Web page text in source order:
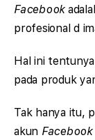
Facebook
profesional d
Hal ini
pada produk
Tak hanya itu,
akun